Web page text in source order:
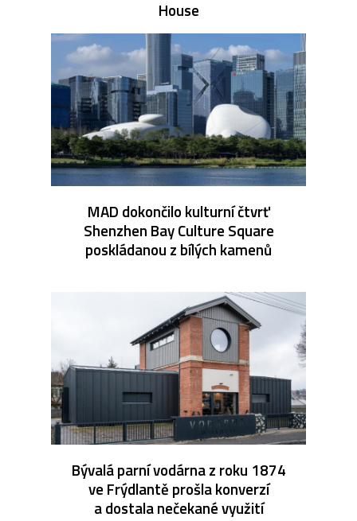
House
MAD dokončilo kulturní čtvrť
Shenzhen Bay Culture Square
poskládanou z bílých kamenů
Bývalá parní vodárna z roku 1874
ve Frýdlantě prošla konverzí
a dostala nečekané využití